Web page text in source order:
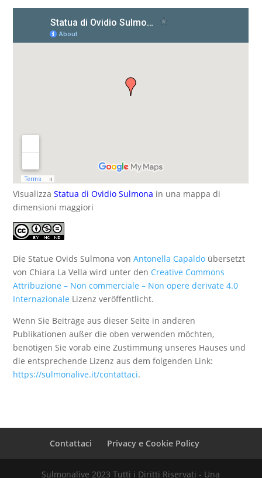
VisualizzaStatua di Ovidio Sulmona in una mappa di
dimensioni maggiori
Die Statue Ovids Sulmona vonAntonella Capaldo übersetzt
von Chiara La Vella wird unter den Creative Commons
Attribuzione – Non commerciale – Non opere derivate 4.0
Internazionale Lizenz veröffentlicht.
Wenn Sie Beiträge aus dieser Seite in anderen
Publikationen außer die oben verwenden möchten,
benötigen Sie vorab eine Zustimmung unseres Hauses und
die entsprechende Lizenz aus dem folgenden Link:
https://sulmonalive.it/contattaci.
Contattaci Privacy e Cookie Policy
Sulmonalive 2023 Tutti i Diritti Riservati - Una